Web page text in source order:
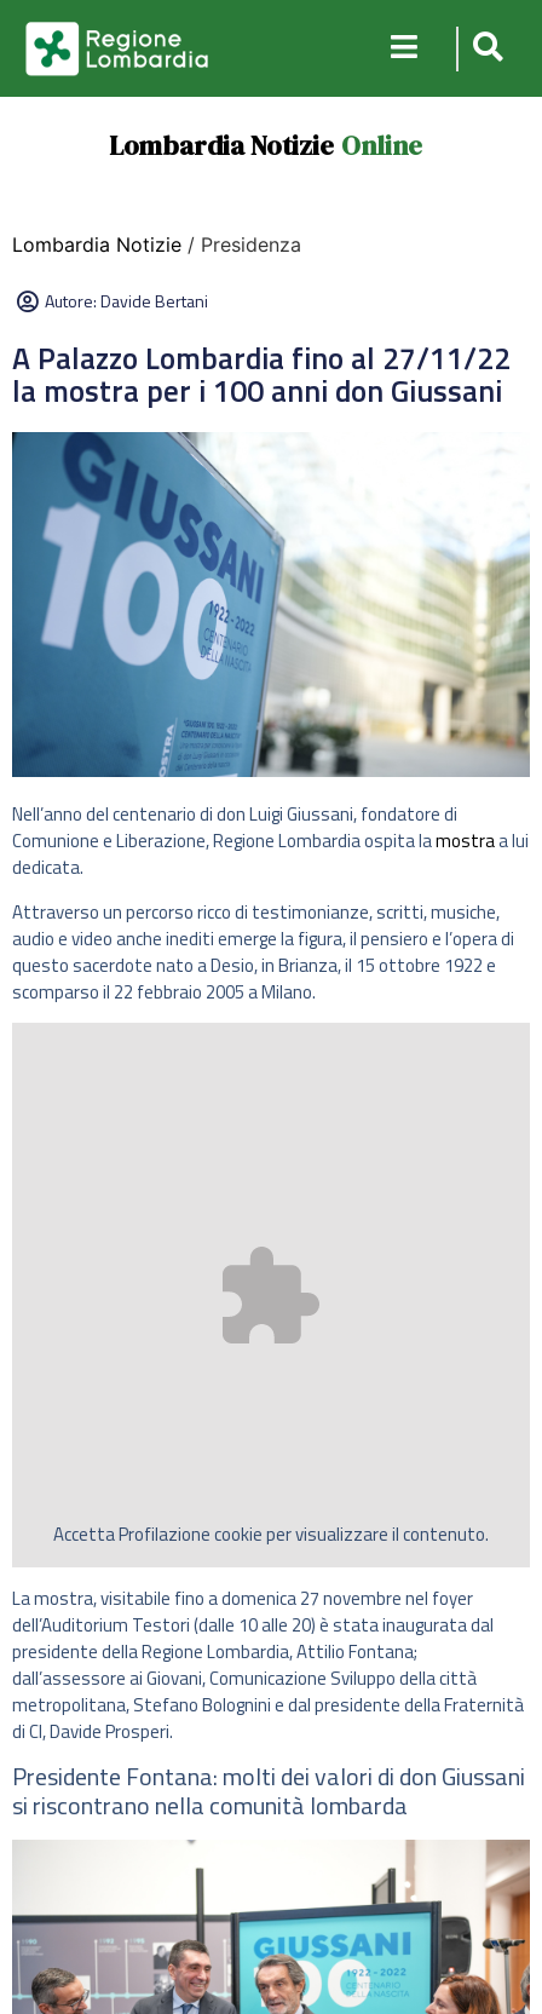
Lombardia Notizie Online
Lombardia Notizie / Presidenza
Autore:Davide Bertani
A Palazzo Lombardia fino al 27/11/22
la mostra per i 100 anni don Giussani
Nell’anno del centenario di don Luigi Giussani, fondatore di
Comunione e Liberazione, Regione Lombardia ospita lamostraa lui
dedicata.
Attraverso un percorso ricco di testimonianze, scritti, musiche,
audio e video anche inediti emerge la figura, il pensiero e l’opera di
questo sacerdote nato a Desio, in Brianza, il 15 ottobre 1922 e
scomparso il 22 febbraio 2005 a Milano.
AccettaProfilazionecookie per visualizzare il contenuto.
La mostra, visitabile fino a domenica 27 novembre nel foyer
dell’Auditorium Testori (dalle 10 alle 20) è stata inaugurata dal
presidente della Regione Lombardia, Attilio Fontana;
dall’assessore ai Giovani, Comunicazione Sviluppo della città
metropolitana, Stefano Bolognini e dal presidente della Fraternità
di Cl, Davide Prosperi.
Presidente Fontana: molti dei valori di don Giussani
si riscontrano nella comunità lombarda